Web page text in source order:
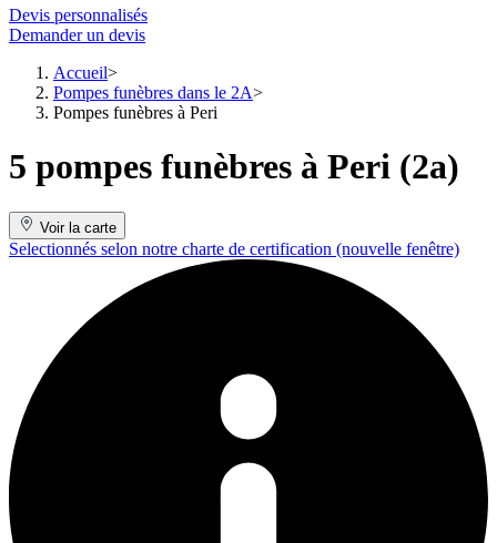
Devis personnalisés
Demander un devis
Accueil
Pompes funèbres dans le 2A
Pompes funèbres à Peri
5 pompes funèbres à Peri (2a)
Voir la carte
Selectionnés selon notre charte de certification (nouvelle fenêtre)